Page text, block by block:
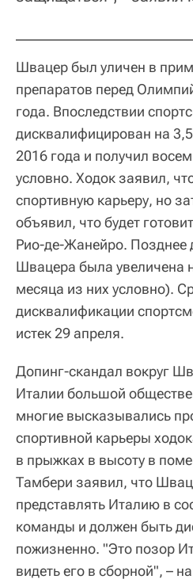
Швацер был уличен в
препаратов перед
года. Впоследствии
дисквалифицирован на
2016 года и получил
условно. Ходок заявил,
спортивную карьеру, но
объявил, что будет
Рио-де-Жанейро. Позднее
Швацера была увеличена
месяца из них условно).
дисквалификации
истек 29 апреля.
Допинг-скандал вокруг
Италии большой
многие высказывались
спортивной карьеры
в прыжках в высоту в
Тамбери заявил, что
представлять Италию в
команды и должен быть
пожизненно. "Это позор
видеть его в сборной", –